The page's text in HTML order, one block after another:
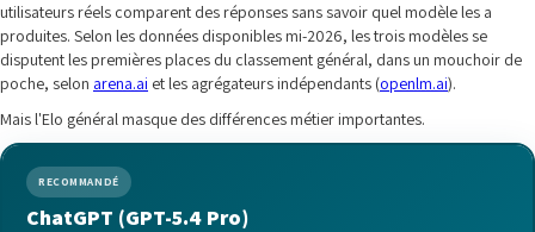
utilisateurs réels comparent des réponses sans savoir quel modèle les a
produites. Selon les données disponibles mi-2026, les trois modèles se
disputent les premières places du classement général, dans un mouchoir de
poche, selon arena.ai et les agrégateurs indépendants (openlm.ai).
Mais l'Elo général masque des différences métier importantes.
RECOMMANDÉ
ChatGPT (GPT-5.4 Pro)